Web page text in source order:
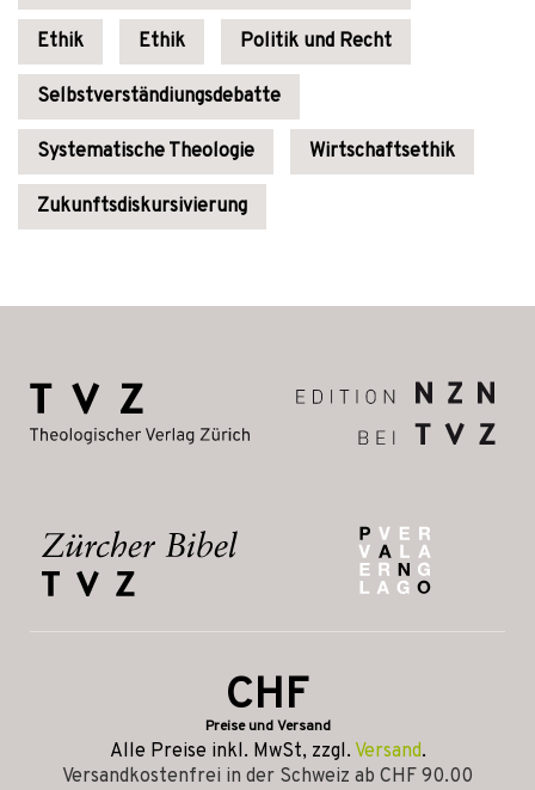
Ethik Ethik Politik und Recht
Selbstverständiungsdebatte
Systematische Theologie Wirtschaftsethik
Zukunftsdiskursivierung
CHF
Preise und Versand
Alle Preise inkl. MwSt, zzgl. Versand.
Versandkostenfrei in der Schweiz ab CHF 90.00